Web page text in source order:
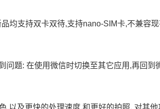
均支持双卡双待,支持nano-SIM卡,不兼容
问题: 在使用微信时切换至其它应用,再回到
,以及更快的处理速度,和更好的拍照. 对其